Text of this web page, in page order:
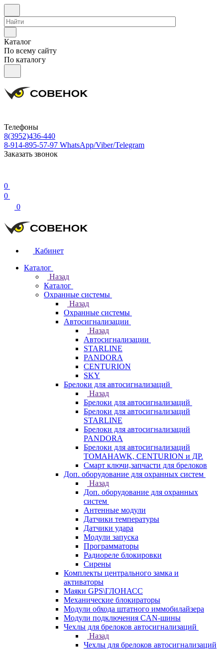
Каталог
По всему сайту
По каталогу
Телефоны
8(3952)436-440
8-914-895-57-97 WhatsApp/Viber/Telegram
Заказать звонок
0
0
0
Кабинет
Каталог
Назад
Каталог
Охранные системы
Назад
Охранные системы
Автосигнализации
Назад
Автосигнализации
STARLINE
PANDORA
CENTURION
SKY
Брелоки для автосигнализаций
Назад
Брелоки для автосигнализаций
Брелоки для автосигнализаций
STARLINE
Брелоки для автосигнализаций
PANDORA
Брелоки для автосигнализаций
TOMAHAWK, CENTURION и ДР.
Смарт ключи,запчасти для брелоков
Доп. оборудование для охранных систем
Назад
Доп. оборудование для охранных
систем
Антенные модули
Датчики температуры
Датчики удара
Модули запуска
Программаторы
Радиореле блокировки
Сирены
Комплекты центрального замка и
активаторы
Маяки GPS\ГЛОНАСС
Механические блокираторы
Модули обхода штатного иммобилайзера
Модули подключения CAN-шины
Чехлы для брелоков автосигнализаций
Назад
Чехлы для брелоков автосигнализаций